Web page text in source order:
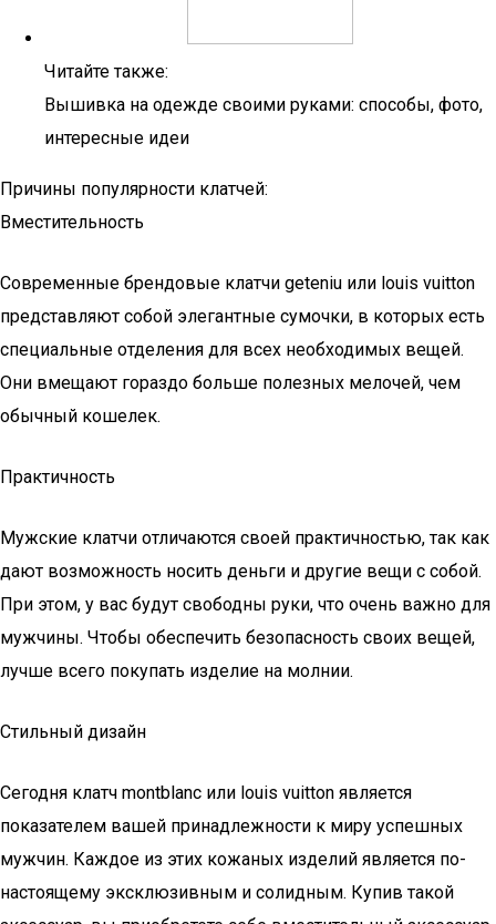
Читайте также:
Вышивка на одежде своими руками: способы, фото,
интересные идеи
Причины популярности клатчей:
Вместительность
Современные брендовые клатчи geteniu или louis vuitton
представляют собой элегантные сумочки, в которых есть
специальные отделения для всех необходимых вещей.
Они вмещают гораздо больше полезных мелочей, чем
обычный кошелек.
Практичность
Мужские клатчи отличаются своей практичностью, так как
дают возможность носить деньги и другие вещи с собой.
При этом, у вас будут свободны руки, что очень важно для
мужчины. Чтобы обеспечить безопасность своих вещей,
лучше всего покупать изделие на молнии.
Стильный дизайн
Сегодня клатч montblanc или louis vuitton является
показателем вашей принадлежности к миру успешных
мужчин. Каждое из этих кожаных изделий является по-
настоящему эксклюзивным и солидным. Купив такой